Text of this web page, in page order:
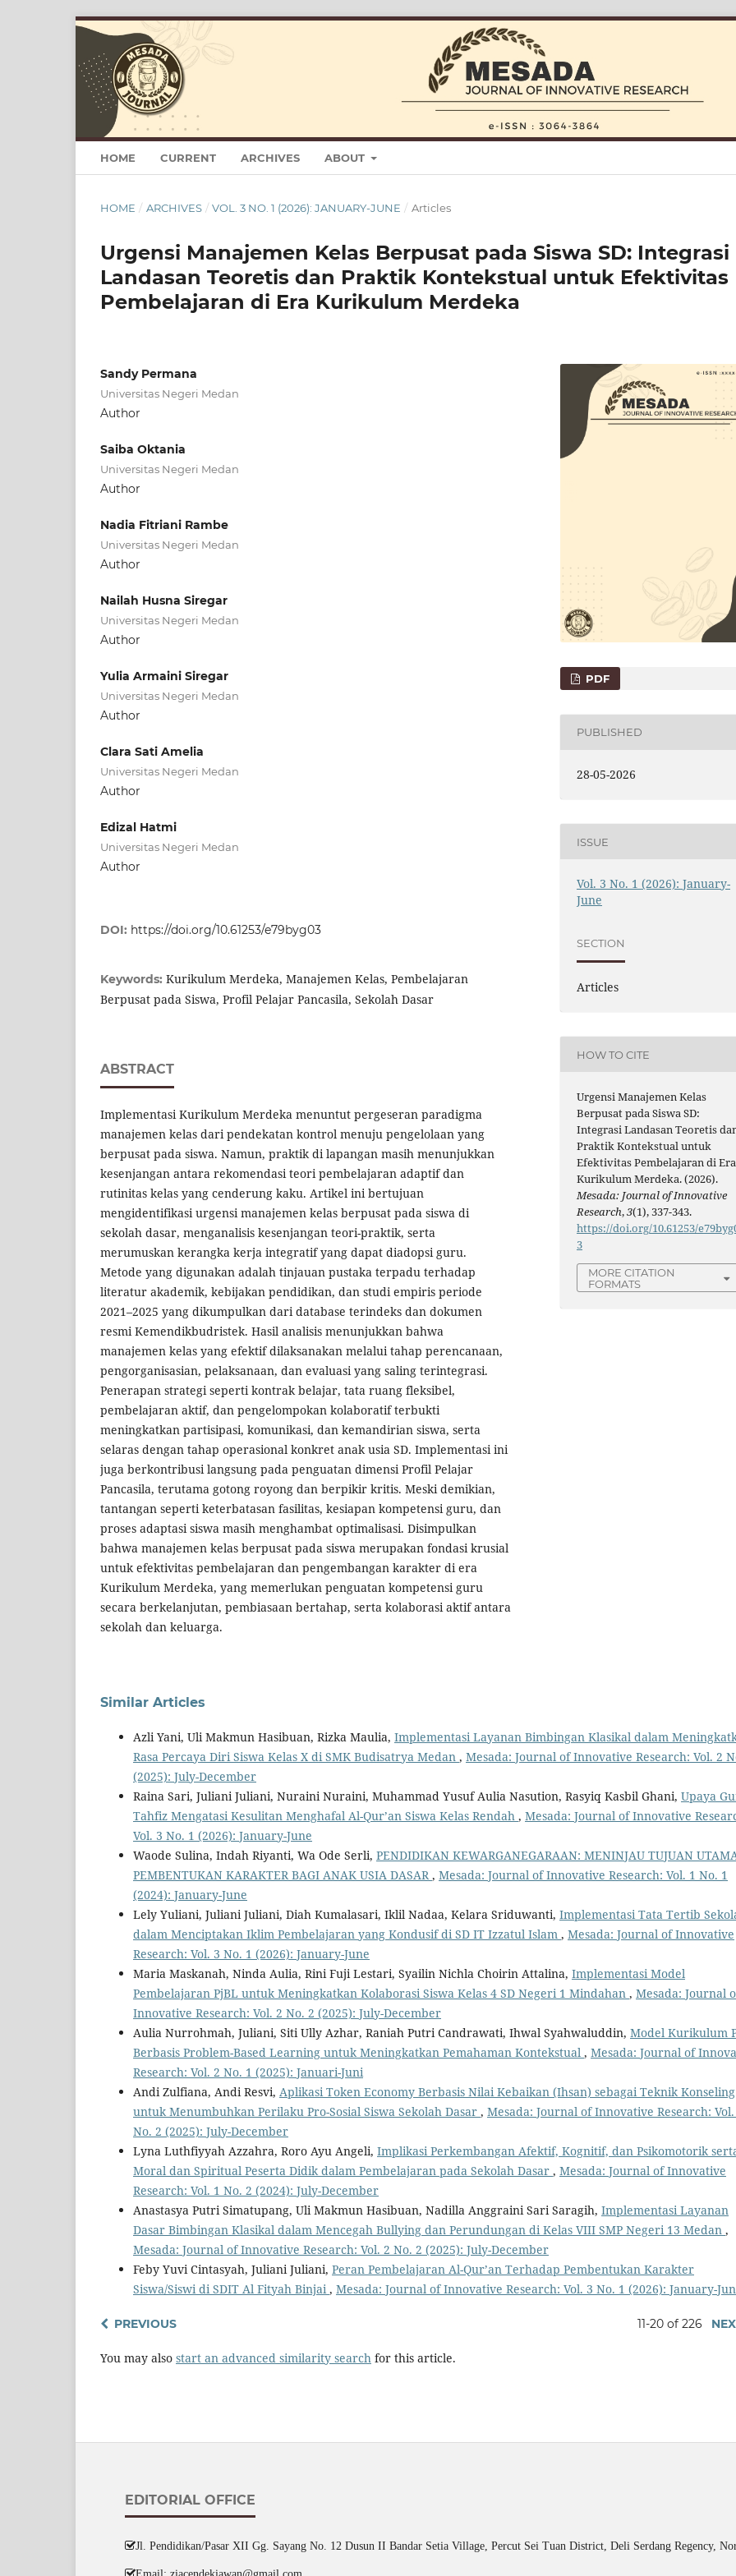
HOME CURRENT ARCHIVES ABOUT
HOME / ARCHIVES / VOL. 3 NO. 1 (2026): JANUARY-JUNE / Articles
Urgensi Manajemen Kelas Berpusat pada Siswa SD: Integrasi
Landasan Teoretis dan Praktik Kontekstual untuk Efektivitas
Pembelajaran di Era Kurikulum Merdeka
Sandy Permana
Universitas Negeri Medan
Author
Saiba Oktania
Universitas Negeri Medan
Author
Nadia Fitriani Rambe
Universitas Negeri Medan
Author
Nailah Husna Siregar
Universitas Negeri Medan
Author
Yulia Armaini Siregar
Universitas Negeri Medan
Author
Clara Sati Amelia
Universitas Negeri Medan
Author
Edizal Hatmi
Universitas Negeri Medan
Author
DOI: https://doi.org/10.61253/e79byg03
Keywords: Kurikulum Merdeka, Manajemen Kelas, Pembelajaran
Berpusat pada Siswa, Profil Pelajar Pancasila, Sekolah Dasar
ABSTRACT
Implementasi Kurikulum Merdeka menuntut pergeseran paradigma
manajemen kelas dari pendekatan kontrol menuju pengelolaan yang
berpusat pada siswa. Namun, praktik di lapangan masih menunjukkan
kesenjangan antara rekomendasi teori pembelajaran adaptif dan
rutinitas kelas yang cenderung kaku. Artikel ini bertujuan
mengidentifikasi urgensi manajemen kelas berpusat pada siswa di
sekolah dasar, menganalisis kesenjangan teori-praktik, serta
merumuskan kerangka kerja integratif yang dapat diadopsi guru.
Metode yang digunakan adalah tinjauan pustaka terpadu terhadap
literatur akademik, kebijakan pendidikan, dan studi empiris periode
2021–2025 yang dikumpulkan dari database terindeks dan dokumen
resmi Kemendikbudristek. Hasil analisis menunjukkan bahwa
manajemen kelas yang efektif dilaksanakan melalui tahap perencanaan,
pengorganisasian, pelaksanaan, dan evaluasi yang saling terintegrasi.
Penerapan strategi seperti kontrak belajar, tata ruang fleksibel,
pembelajaran aktif, dan pengelompokan kolaboratif terbukti
meningkatkan partisipasi, komunikasi, dan kemandirian siswa, serta
selaras dengan tahap operasional konkret anak usia SD. Implementasi ini
juga berkontribusi langsung pada penguatan dimensi Profil Pelajar
Pancasila, terutama gotong royong dan berpikir kritis. Meski demikian,
tantangan seperti keterbatasan fasilitas, kesiapan kompetensi guru, dan
proses adaptasi siswa masih menghambat optimalisasi. Disimpulkan
bahwa manajemen kelas berpusat pada siswa merupakan fondasi krusial
untuk efektivitas pembelajaran dan pengembangan karakter di era
Kurikulum Merdeka, yang memerlukan penguatan kompetensi guru
secara berkelanjutan, pembiasaan bertahap, serta kolaborasi aktif antara
sekolah dan keluarga.
PDF
PUBLISHED
28-05-2026
ISSUE
Vol. 3 No. 1 (2026): January-
June
SECTION
Articles
HOW TO CITE
Urgensi Manajemen Kelas
Berpusat pada Siswa SD:
Integrasi Landasan Teoretis
Praktik Kontekstual untuk
Efektivitas Pembelajaran di Era
Kurikulum Merdeka. (2026).
Mesada: Journal of Innovative
Research,3(1), 337-343.
https://doi.org/10.61253/
3
MORE CITATION
FORMATS
Similar Articles
Azli Yani, Uli Makmun Hasibuan, Rizka Maulia, Implementasi Layanan Bimbingan Klasikal dalam
Rasa Percaya Diri Siswa Kelas X di SMK Budisatrya Medan , Mesada: Journal of Innovative Research: Vol. 2
(2025): July-December
Raina Sari, Juliani Juliani, Nuraini Nuraini, Muhammad Yusuf Aulia Nasution, Rasyiq Kasbil Ghani, Upaya
Tahfiz Mengatasi Kesulitan Menghafal Al-Qur’an Siswa Kelas Rendah , Mesada: Journal of Innovative
Vol. 3 No. 1 (2026): January-June
Waode Sulina, Indah Riyanti, Wa Ode Serli, PENDIDIKAN KEWARGANEGARAAN: MENINJAU TUJUAN
PEMBENTUKAN KARAKTER BAGI ANAK USIA DASAR , Mesada: Journal of Innovative Research: Vol. 1 No. 1
(2024): January-June
Lely Yuliani, Juliani Juliani, Diah Kumalasari, Iklil Nadaa, Kelara Sriduwanti, Implementasi Tata Tertib
dalam Menciptakan Iklim Pembelajaran yang Kondusif di SD IT Izzatul Islam , Mesada: Journal of Innovative
Research: Vol. 3 No. 1 (2026): January-June
Maria Maskanah, Ninda Aulia, Rini Fuji Lestari, Syailin Nichla Choirin Attalina, Implementasi Model
Pembelajaran PjBL untuk Meningkatkan Kolaborasi Siswa Kelas 4 SD Negeri 1 Mindahan , Mesada: Journal
Innovative Research: Vol. 2 No. 2 (2025): July-December
Aulia Nurrohmah, Juliani, Siti Ully Azhar, Raniah Putri Candrawati, Ihwal Syahwaluddin, Model Kurikulum
Berbasis Problem-Based Learning untuk Meningkatkan Pemahaman Kontekstual , Mesada: Journal of
Research: Vol. 2 No. 1 (2025): Januari-Juni
Andi Zulfiana, Andi Resvi, Aplikasi Token Economy Berbasis Nilai Kebaikan (Ihsan) sebagai Teknik Konseling
untuk Menumbuhkan Perilaku Pro-Sosial Siswa Sekolah Dasar , Mesada: Journal of Innovative Research: Vol.
No. 2 (2025): July-December
Lyna Luthfiyyah Azzahra, Roro Ayu Angeli, Implikasi Perkembangan Afektif, Kognitif, dan Psikomotorik
Moral dan Spiritual Peserta Didik dalam Pembelajaran pada Sekolah Dasar , Mesada: Journal of Innovative
Research: Vol. 1 No. 2 (2024): July-December
Anastasya Putri Simatupang, Uli Makmun Hasibuan, Nadilla Anggraini Sari Saragih, Implementasi Layanan
Dasar Bimbingan Klasikal dalam Mencegah Bullying dan Perundungan di Kelas VIII SMP Negeri 13 Medan ,
Mesada: Journal of Innovative Research: Vol. 2 No. 2 (2025): July-December
Feby Yuvi Cintasyah, Juliani Juliani, Peran Pembelajaran Al-Qur’an Terhadap Pembentukan Karakter
Siswa/Siswi di SDIT Al Fityah Binjai , Mesada: Journal of Innovative Research: Vol. 3 No. 1 (2026): January-
PREVIOUS 11-20 of 226
You may also start an advanced similarity search for this article.
EDITORIAL OFFICE
Jl. Pendidikan/Pasar XII Gg. Sayang No. 12 Dusun II Bandar Setia Village, Percut Sei Tuan District, Deli Serdang Regency,
Email: ziacendekiawan@gmail.com